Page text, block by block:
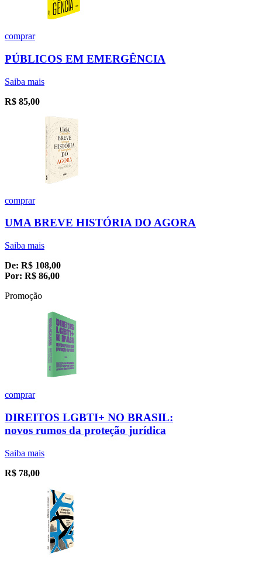
comprar
PÚBLICOS EM EMERGÊNCIA
Saiba mais
R$ 85,00
comprar
UMA BREVE HISTÓRIA DO AGORA
Saiba mais
De: R$ 108,00
Por: R$ 86,00
Promoção
comprar
DIREITOS LGBTI+ NO BRASIL:
novos rumos da proteção jurídica
Saiba mais
R$ 78,00